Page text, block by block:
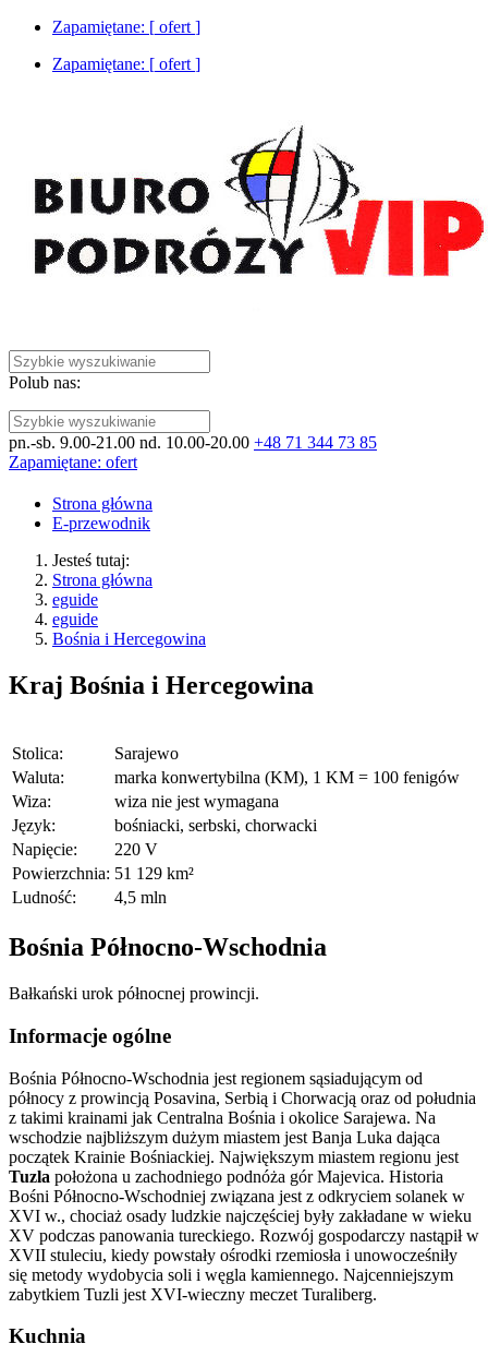
Zapamiętane: [ ofert ]
Zapamiętane: [ ofert ]
Polub nas:
pn.-sb. 9.00-21.00 nd. 10.00-20.00 +48 71 344 73 85
Zapamiętane: ofert
Strona główna
E-przewodnik
Jesteś tutaj:
Strona główna
eguide
eguide
Bośnia i Hercegowina
Kraj Bośnia i Hercegowina
Stolica:
Sarajewo
Waluta:
marka konwertybilna (KM), 1 KM = 100 fenigów
Wiza:
wiza nie jest wymagana
Język:
bośniacki, serbski, chorwacki
Napięcie:
220 V
Powierzchnia: 51 129 km²
Ludność:
4,5 mln
Bośnia Północno-Wschodnia
Bałkański urok północnej prowincji.
Informacje ogólne
Bośnia Północno-Wschodnia jest regionem sąsiadującym od
północy z prowincją Posavina, Serbią i Chorwacją oraz od południa
z takimi krainami jak Centralna Bośnia i okolice Sarajewa. Na
wschodzie najbliższym dużym miastem jest Banja Luka dająca
początek Krainie Bośniackiej. Największym miastem regionu jest
Tuzla położona u zachodniego podnóża gór Majevica. Historia
Bośni Północno-Wschodniej związana jest z odkryciem solanek w
XVI w., chociaż osady ludzkie najczęściej były zakładane w wieku
XV podczas panowania tureckiego. Rozwój gospodarczy nastąpił w
XVII stuleciu, kiedy powstały ośrodki rzemiosła i unowocześniły
się metody wydobycia soli i węgla kamiennego. Najcenniejszym
zabytkiem Tuzli jest XVI-wieczny meczet Turaliberg.
Kuchnia